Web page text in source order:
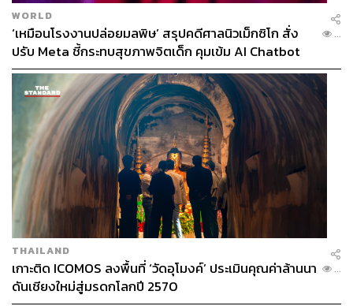
WORLD
‘เหมือนโรงงานปล่อยมลพิษ’ สรุปคดีศาลนิวเม็กซิโก สั่ง
ปรับ Meta ชี้กระทบสุขภาพจิตเด็ก คุมเข้ม AI Chatbot
...
THAILAND
เกาะติด ICOMOS ลงพื้นที่ ‘วัดอุโมงค์’ ประเมินคุณค่าล้านนา
ดันเชียงใหม่สู่มรดกโลกปี 2570
...